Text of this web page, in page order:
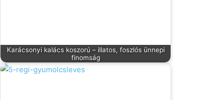
Karácsonyi kalács koszorú – illatos, foszlós ünnepi
finomság